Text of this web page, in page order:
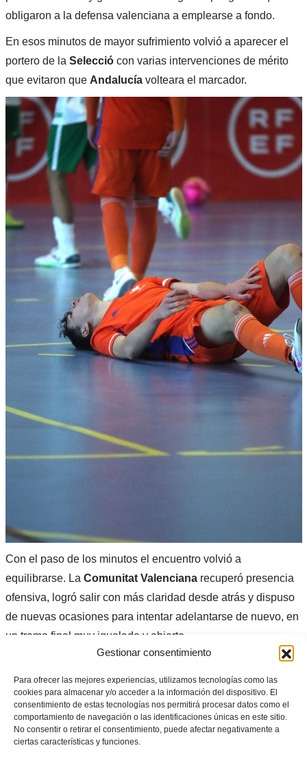
Gestionar consentimiento
Para ofrecer las mejores experiencias, utilizamos tecnologías como las
cookies para almacenar y/o acceder a la información del dispositivo. El
consentimiento de estas tecnologías nos permitirá procesar datos como el
comportamiento de navegación o las identificaciones únicas en este sitio.
No consentir o retirar el consentimiento, puede afectar negativamente a
ciertas características y funciones.
obligaron a la defensa valenciana a emplearse a fondo.
En esos minutos de mayor sufrimiento volvió a aparecer el
portero de la Selecciócon varias intervenciones de mérito
que evitaron que Andalucíavolteara el marcador.
Con el paso de los minutos el encuentro volvió a
equilibrarse. La Comunitat Valencianarecuperó presencia
ofensiva, logró salir con más claridad desde atrás y dispuso
de nuevas ocasiones para intentar adelantarse de nuevo, en
un tramo final muy igualado y abierto.